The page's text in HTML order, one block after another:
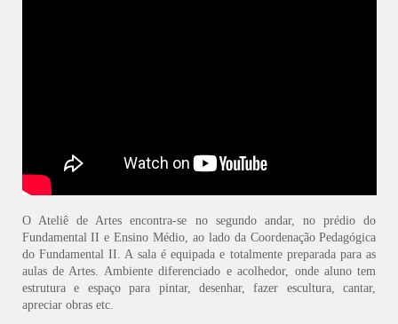
O Ateliê de Artes encontra-se no segundo andar, no prédio do
Fundamental II e Ensino Médio, ao lado da Coordenação Pedagógica
do Fundamental II. A sala é equipada e totalmente preparada para as
aulas de Artes. Ambiente diferenciado e acolhedor, onde aluno tem
estrutura e espaço para pintar, desenhar, fazer escultura, cantar,
apreciar obras etc.